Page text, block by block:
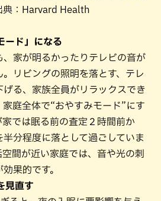
典：Harvard Health
ード」になる
家が明るかったりテレビの音が
リビングの照明を落とす、テレ
げる、家族全員がリラックスでき
庭全体で“おやすみモード”にす
では眠る前の査定２時間前か
半分程度に落として過ごしていま
間が近い家庭では、音や光の刺
果的です。
見直す